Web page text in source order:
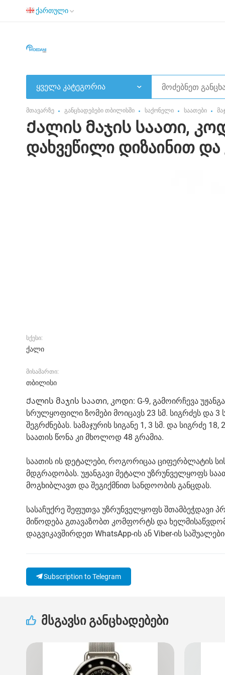
ქართული
ყველა კატეგორია
მთავარზე განცხადებები თბილისში საქონელი საათები
Ქალის მაჯის საათი,
დახვეწილი დიზაინით და
სქესი:
ქალი
მისამართი:
თბილისი
Ქალის მაჯის საათი, კოდი: G-9, გამოირჩევა
სრულყოფილი ზომები მოიცავს 23 სმ. სიგრძეს და
შეგრძნებას. სამაჯურის სიგანე 1, 3 სმ. და სიგრძე
საათის წონა კი მხოლოდ 48 გრამია.
საათის ის დეტალები, როგორიცაა ციფერბლატის
მდგრადობას. უჟანგავი მეტალი უზრუნველყოფს
მოგხიბლავთ და შეგიქმნით სანდოობის განცდას.
სასაჩუქრე შეფუთვა უზრუნველყოფს შთამბეჭდავი
მიწოდება გთავაზობთ კომფორტს და
დაგვიკავშირდეთ WhatsApp-ის ან Viber-ის
Subscription to Telegram
მსგავსი განცხადებები